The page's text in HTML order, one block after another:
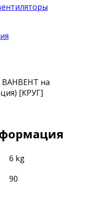
ВАНВЕНТ на
[КРУГ]
6 kg
90